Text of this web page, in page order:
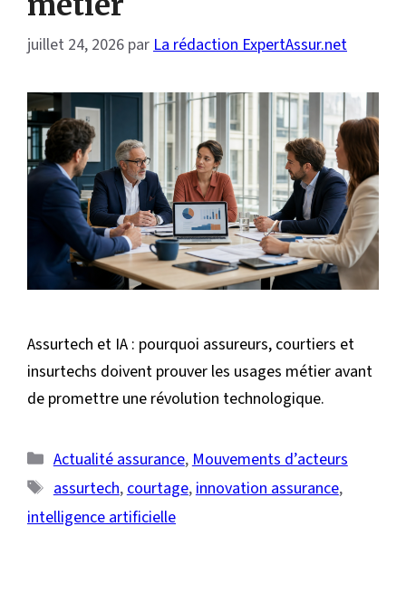
juillet 24, 2026 par La rédaction ExpertAssur.net
Assurtech et IA : pourquoi assureurs, courtiers et
insurtechs doivent prouver les usages métier avant
de promettre une révolution technologique.
Catégories
Actualité assurance,Mouvements d’acteurs
Étiquettes
assurtech,courtage,innovation assurance,
intelligence artificielle